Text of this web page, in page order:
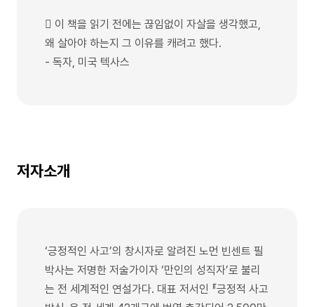
 이 책을 읽기 전에는 끊임없이 자살을 생각했고,
왜 살아야 하는지 그 이유를 캐려고 했다.
- 독자, 미국 텍사스
저자소개
‘긍정적인 사고’의 창시자로 알려진 노먼 빈센트 필
박사는 저명한 저술가이자 ‘만인의 성직자’로 불리
는 전 세계적인 연설가다. 대표 저서인 『긍정적 사고